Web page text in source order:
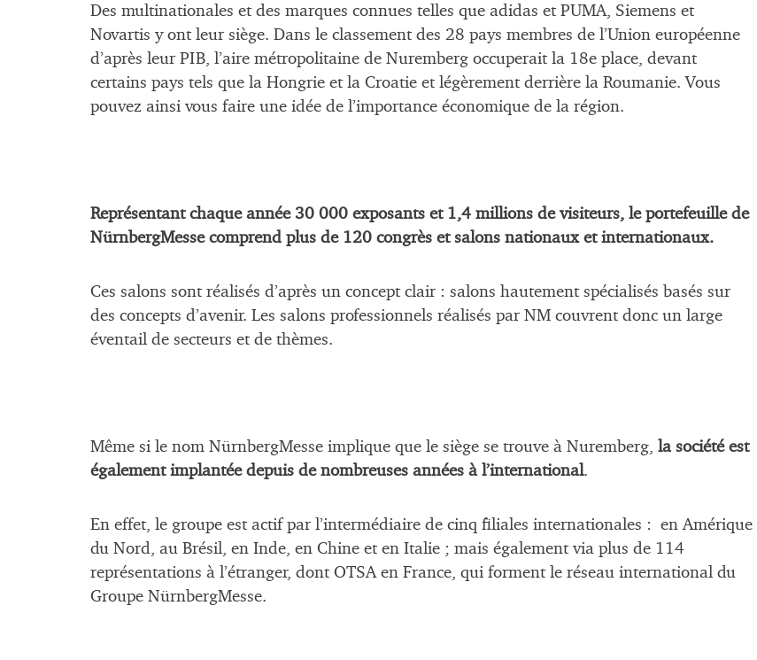
Des multinationales et des marques connues telles que adidas et PUMA, Siemens et
Novartis y ont leur siège. Dans le classement des 28 pays membres de l’Union européenne
d’après leur PIB, l’aire métropolitaine de Nuremberg occuperait la 18e place, devant
certains pays tels que la Hongrie et la Croatie et légèrement derrière la Roumanie. Vous
pouvez ainsi vous faire une idée de l’importance économique de la région.
Représentant chaque année 30 000 exposants et 1,4 millions de visiteurs, le portefeuille de
NürnbergMesse comprend plus de 120 congrès et salons nationaux et internationaux.
Ces salons sont réalisés d’après un concept clair : salons hautement spécialisés basés sur
des concepts d’avenir. Les salons professionnels réalisés par NM couvrent donc un large
éventail de secteurs et de thèmes.
Même si le nom NürnbergMesse implique que le siège se trouve à Nuremberg, la société est
également implantée depuis de nombreuses années à l’international.
En effet, le groupe est actif par l’intermédiaire de cinq filiales internationales : en Amérique
du Nord, au Brésil, en Inde, en Chine et en Italie ; mais également via plus de 114
représentations à l’étranger, dont OTSA en France, qui forment le réseau international du
Groupe NürnbergMesse.